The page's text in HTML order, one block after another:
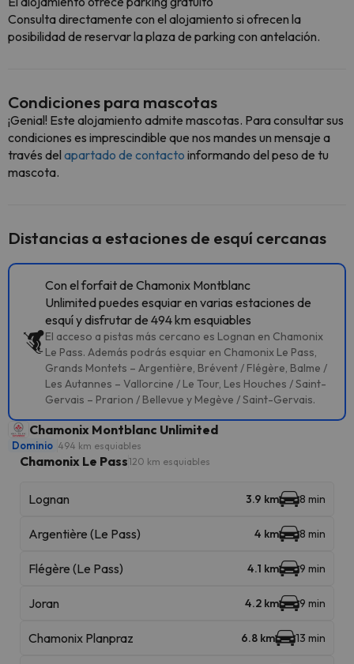
Consulta directamente con el alojamiento si ofrecen la
posibilidad de reservar la plaza de parking con antelación.
Condiciones para mascotas
¡Genial! Este alojamiento admite mascotas. Para consultar sus
condiciones es imprescindible que nos mandes un mensaje a
través del apartado de contacto informando del peso de tu
mascota.
Distancias a estaciones de esquí cercanas
Con el forfait de Chamonix Montblanc
Unlimited puedes esquiar en varias estaciones de
esquí y disfrutar de 494 km esquiables
El acceso a pistas más cercano es Lognan en Chamonix
Le Pass. Además podrás esquiar en Chamonix Le Pass,
Grands Montets – Argentière, Brévent / Flégère, Balme /
Les Autannes – Vallorcine / Le Tour, Les Houches / Saint-
Gervais – Prarion / Bellevue y Megève / Saint-Gervais.
Chamonix Montblanc Unlimited
Dominio 494 km esquiables
Chamonix Le Pass120 km esquiables
Lognan 3.9 km 8 min
Argentière (Le Pass) 4 km 8 min
Flégère (Le Pass) 4.1 km 9 min
Joran 4.2 km 9 min
Chamonix Planpraz 6.8 km 13 min